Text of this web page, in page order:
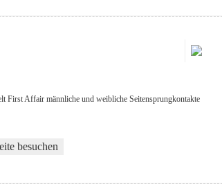
First Affair männliche und weibliche Seitensprungkontakte
besuchen